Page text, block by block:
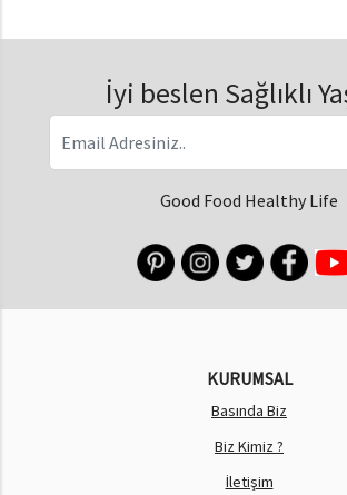
İyi beslen Sağlıklı
Good Food Healthy Life
KURUMSAL
Basında Biz
Biz Kimiz ?
İletişim